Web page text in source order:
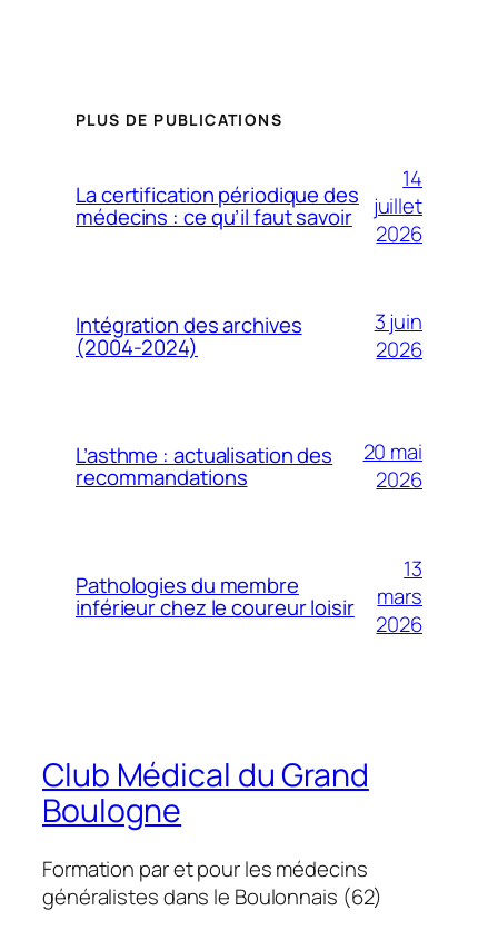
PLUS DE PUBLICATIONS
La certification périodique des
médecins : ce qu’il faut savoir
14
juillet
2026
Intégration des archives
(2004-2024)
3 juin
2026
L’asthme : actualisation des
recommandations
20 mai
2026
Pathologies du membre
inférieur chez le coureur loisir
13
mars
2026
Club Médical du Grand
Boulogne
Formation par et pour les médecins
généralistes dans le Boulonnais (62)